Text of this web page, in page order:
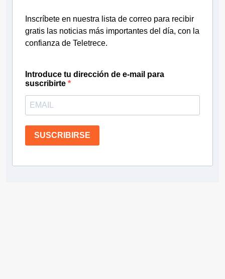
Inscríbete en nuestra lista de correo para recibir
gratis las noticias más importantes del día, con la
confianza de Teletrece.
Introduce tu dirección de e-mail para
suscribirte
SUSCRIBIRSE